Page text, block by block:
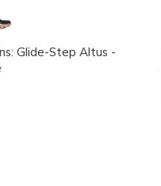
Glide-Step Altus -